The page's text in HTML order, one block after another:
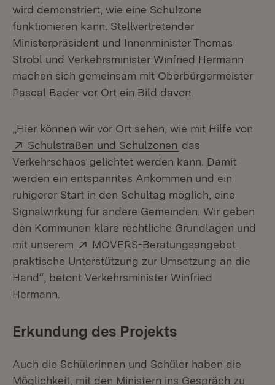
wird demonstriert, wie eine Schulzone
funktionieren kann. Stellvertretender
Ministerpräsident und Innenminister Thomas
Strobl und Verkehrsminister Winfried Hermann
machen sich gemeinsam mit Oberbürgermeister
Pascal Bader vor Ort ein Bild davon.
„Hier können wir vor Ort sehen, wie mit Hilfe von
Extern:
Schulstraßen und Schulzonen (Öffnet in neuem
das
Verkehrschaos gelichtet werden kann. Damit
werden ein entspanntes Ankommen und ein
ruhigerer Start in den Schultag möglich, eine
Signalwirkung für andere Gemeinden. Wir geben
den Kommunen klare rechtliche Grundlagen und
mit unserem
Extern:
MOVERS-Beratungsangebot
praktische Unterstützung zur Umsetzung an die
Hand“, betont Verkehrsminister Winfried
Hermann.
Erkundung des Projekts
Auch die Schülerinnen und Schüler haben die
Möglichkeit, mit den Ministern ins Gespräch zu